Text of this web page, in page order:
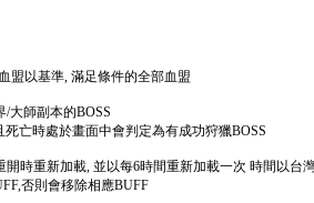
盟以基準, 滿足條件的全部血盟
/大師副本的BOSS
亡時處於畫面中會判定為有成功狩獵BOSS
開時重新加載, 並以每6時間重新加載一次 時間以台
否則會移除相應BUFF